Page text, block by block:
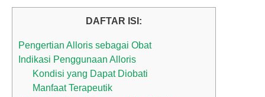
DAFTAR ISI:
Pengertian Alloris sebagai Obat
Indikasi Penggunaan Alloris
Kondisi yang Dapat Diobati
Manfaat Terapeutik